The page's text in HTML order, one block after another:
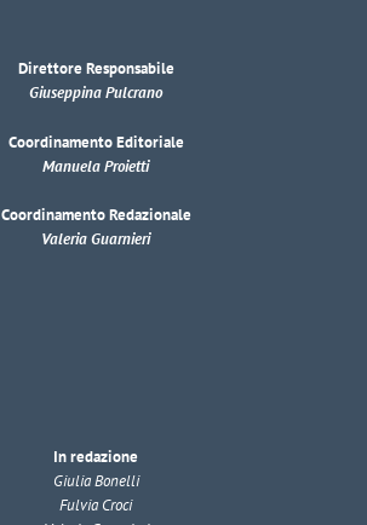
Direttore Responsabile
Giuseppina Pulcrano
Coordinamento Editoriale
Manuela Proietti
Coordinamento Redazionale
Valeria Guarnieri
In redazione
Giulia Bonelli
Fulvia Croci